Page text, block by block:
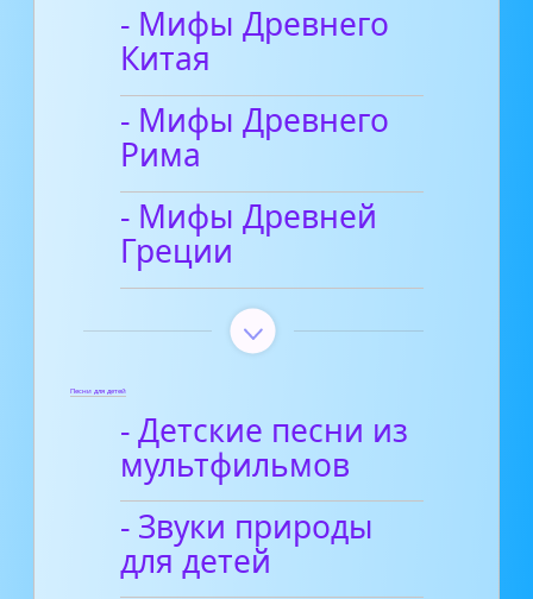
- Мифы Древнего
Китая
- Мифы Древнего
Рима
- Мифы Древней
Греции
Песни для детей
- Детские песни из
мультфильмов
- Звуки природы
для детей